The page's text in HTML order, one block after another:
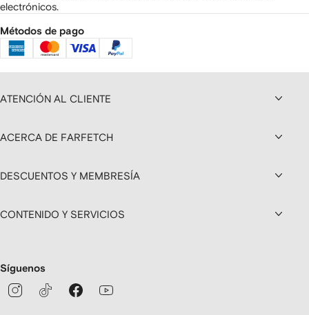
electrónicos.
Métodos de pago
ATENCIÓN AL CLIENTE
ACERCA DE FARFETCH
DESCUENTOS Y MEMBRESÍA
CONTENIDO Y SERVICIOS
Síguenos